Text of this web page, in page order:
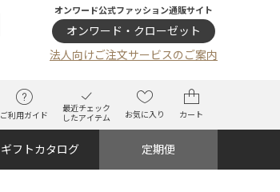
オンワード公式ファッション通販サイト
オンワード・クローゼット
法人向けご注文サービスのご案内
ご利用ガイド
最近チェック
したアイテム
お気に入り カート
ギフトカタログ 定期便